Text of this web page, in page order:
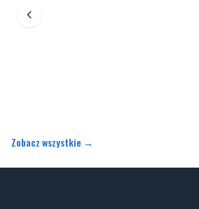
Zobacz wszystkie →